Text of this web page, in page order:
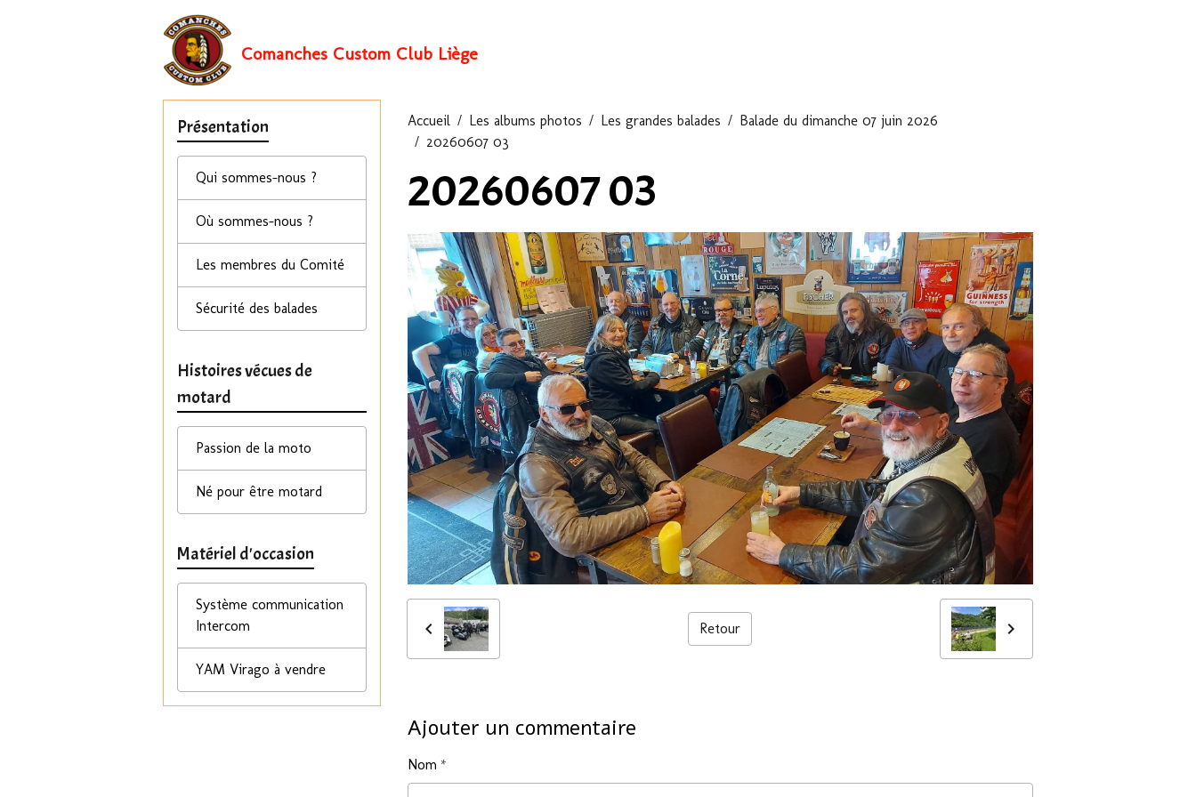
Comanches Custom Club Liège
Accueil Les albums photos Les grandes balades
Balade du dimanche 07 juin 2026
20260607 03
20260607 03
Retour
Ajouter un commentaire
Nom
Présentation
Qui sommes-nous ?
Où sommes-nous ?
Les membres du Comité
Sécurité des balades
Histoires vécues de
motard
Passion de la moto
Né pour être motard
Matériel d'occasion
Système communication
Intercom
YAM Virago à vendre